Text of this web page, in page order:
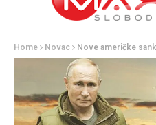
Home Novac Nove američke